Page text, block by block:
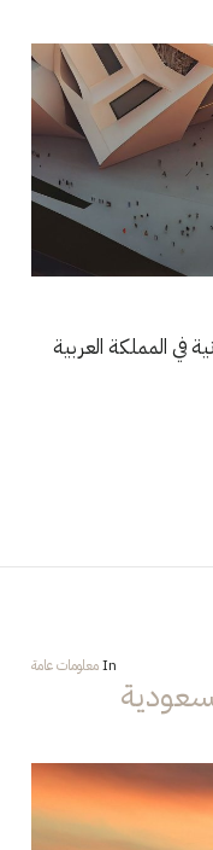
المملكة العربية
Inمعلومات عامة